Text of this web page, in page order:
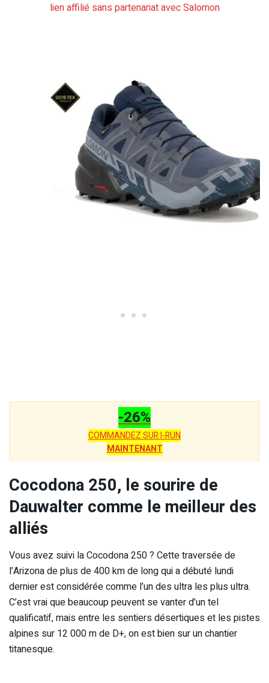
lien affilié sans partenariat avec Salomon
-26%
COMMANDEZ SUR I-RUN
MAINTENANT
Cocodona 250, le sourire de
Dauwalter comme le meilleur des
alliés
Vous avez suivi la Cocodona 250 ? Cette traversée de
l’Arizona de plus de 400 km de long qui a débuté lundi
dernier est considérée comme l’un des ultra les plus ultra.
C’est vrai que beaucoup peuvent se vanter d’un tel
qualificatif, mais entre les sentiers désertiques et les pistes
alpines sur 12 000 m de D+, on est bien sur un chantier
titanesque.